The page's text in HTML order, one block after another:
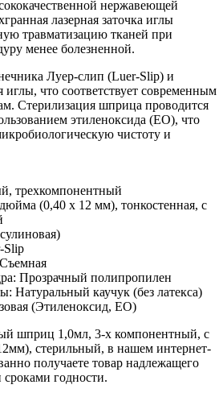
нержавеющей
лазерная заточка иглы
травматизацию тканей при
менее болезненной.
Луер-слип (Luer-Slip) и
что соответствует современным
Стерилизация шприца проводится
этиленоксида (ЕО), что
чистоту и
трехкомпонентный
(0,40 x 12 мм), тонкостенная, с
Slip
Прозрачный полипропилен
Натуральный каучук (без латекса)
(Этиленоксид, ЕО)
шприц 1,0мл, 3-х компонентный, с
стерильный, в нашем интернет-
получаете товар надлежащего
сроками годности.